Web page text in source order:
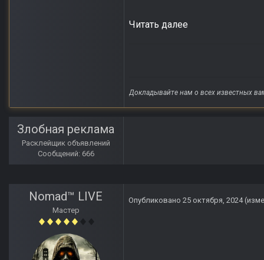
Читать далее
Докладывайте нам о всех известных
Злобная реклама
Расклейщик объявлений
Сообщений: 666
Nomad™ LIVE
Мастер
Опубликовано 25 октября, 2024